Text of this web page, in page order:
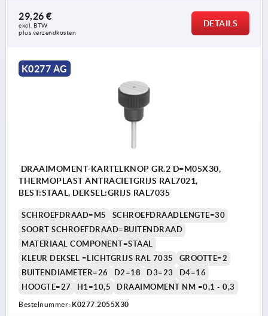
29,26 €
excl. BTW
plus verzendkosten
DETAILS
K0277 AG
DRAAIMOMENT-KARTELKNOP GR.2 D=M05X30,
THERMOPLAST ANTRACIETGRIJS RAL7021,
BEST:STAAL, DEKSEL:GRIJS RAL7035
SCHROEFDRAAD=M5
SCHROEFDRAADLENGTE=30
SOORT SCHROEFDRAAD=BUITENDRAAD
MATERIAAL COMPONENT=STAAL
KLEUR DEKSEL =LICHTGRIJS RAL 7035
GROOTTE=2
BUITENDIAMETER=26
D2=18 D3=23
D4=16
HOOGTE=27
H1=10,5 DRAAIMOMENT NM =0,1 - 0,3
Bestelnummer: K0277.2055X30